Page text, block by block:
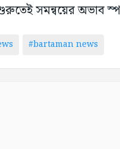
সমন্বয়ের অভাব
#bartaman news